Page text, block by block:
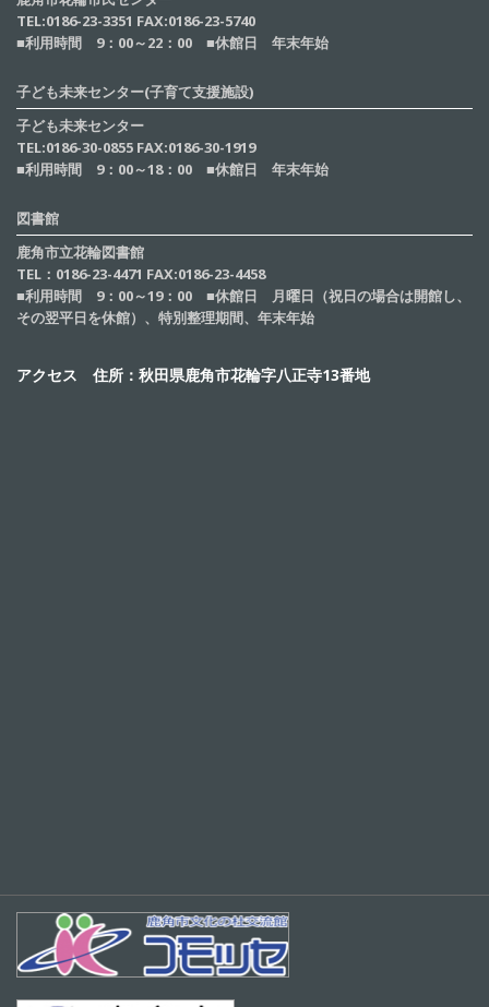
TEL:0186-23-3351 FAX:0186-23-5740
■利用時間 9：00～22：00 ■休館日 年末年始
子ども未来センター(子育て支援施設)
子ども未来センター
TEL:0186-30-0855 FAX:0186-30-1919
■利用時間 9：00～18：00 ■休館日 年末年始
図書館
鹿角市立花輪図書館
TEL：0186-23-4471 FAX:0186-23-4458
■利用時間 9：00～19：00 ■休館日 月曜日（祝日の場合は開館し、
その翌平日を休館）、特別整理期間、年末年始
アクセス 住所：秋田県鹿角市花輪字八正寺13番地